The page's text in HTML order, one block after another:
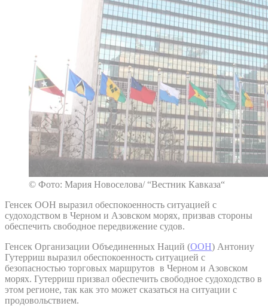
© Фото: Мария Новоселова/ “Вестник Кавказа“
Генсек ООН выразил обеспокоенность ситуацией с
судоходством в Черном и Азовском морях, призвав стороны
обеспечить свободное передвижение судов.
Генсек Организации Объединенных Наций (ООН) Антониу
Гутерриш выразил обеспокоенность ситуацией с
безопасностью торговых маршрутов в Черном и Азовском
морях. Гутерриш призвал обеспечить свободное судоходство в
этом регионе, так как это может сказаться на ситуации с
продовольствием.